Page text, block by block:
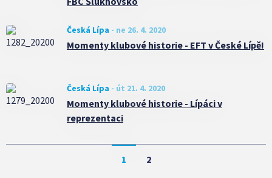
Česká Lípa - ne 26. 4. 2020
Momenty klubové historie - EFT v České Lípě!
Česká Lípa - út 21. 4. 2020
Momenty klubové historie - Lípáci v
reprezentaci
1 2